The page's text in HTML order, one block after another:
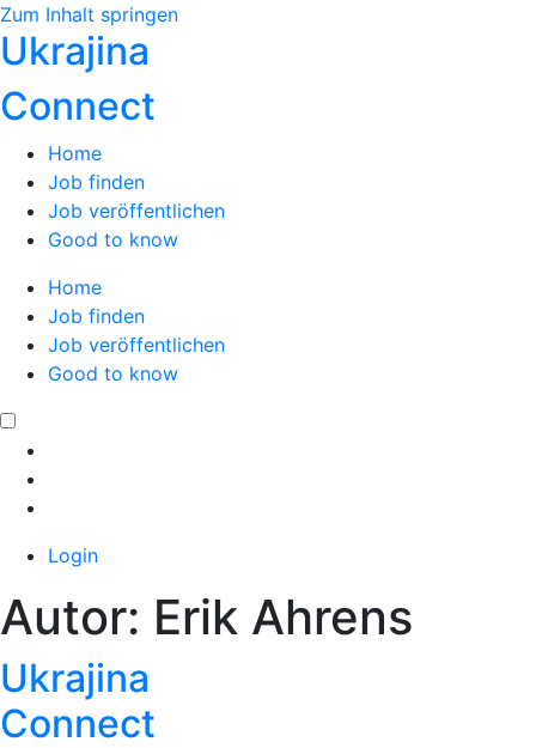
Zum Inhalt springen
Ukrajina
Connect
Home
Job finden
Job veröffentlichen
Good to know
Home
Job finden
Job veröffentlichen
Good to know
Login
Autor: Erik Ahrens
Ukrajina
Connect